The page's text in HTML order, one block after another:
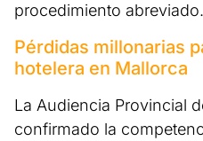
procedimiento abreviado.
Pérdidas millonarias
hotelera en Mallorca
La Audiencia Provincial
confirmado la